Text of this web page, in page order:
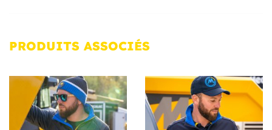
PRODUITS ASSOCIÉS